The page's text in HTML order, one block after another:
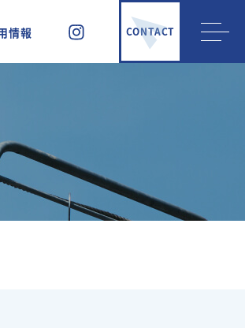
情報 CONTACT